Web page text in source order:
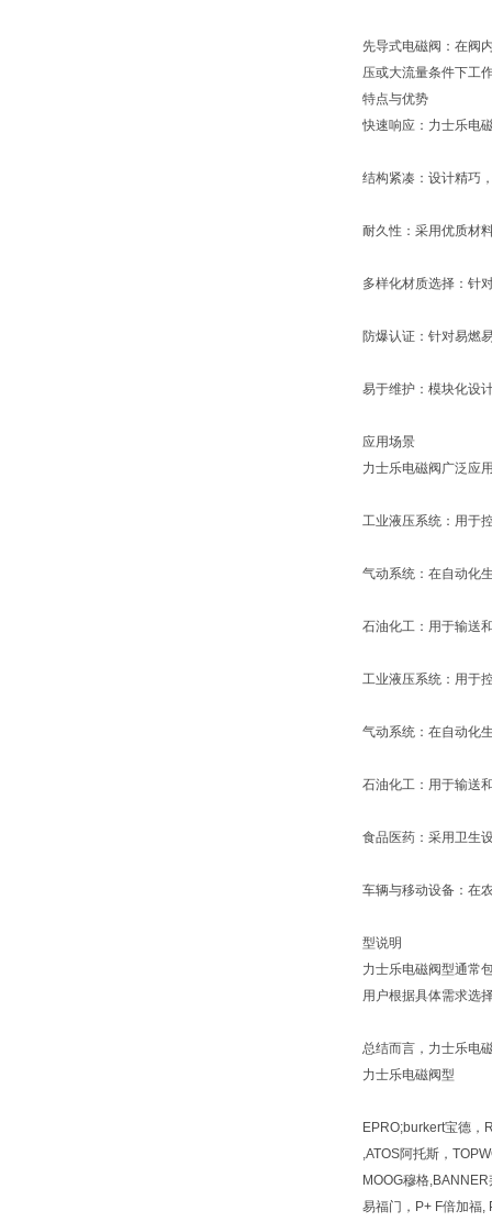
先导式电磁阀：在阀
压或大流量条件下工
特点与优势
快速响应：力士乐电
结构紧凑：设计精巧
耐久性：采用优质材
多样化材质选择：针
防爆认证：针对易燃
易于维护：模块化设
应用场景
力士乐电磁阀广泛应
工业液压系统：用于
气动系统：在自动化
石油化工：用于输送
工业液压系统：用于
气动系统：在自动化
石油化工：用于输送
食品医药：采用卫生
车辆与移动设备：在
型说明
力士乐电磁阀型通常
用户根据具体需求选
总结而言，力士乐电
力士乐电磁阀型
EPRO;burkert宝德，
,ATOS阿托斯，
MOOG穆格
易福门，P+ F倍加福,